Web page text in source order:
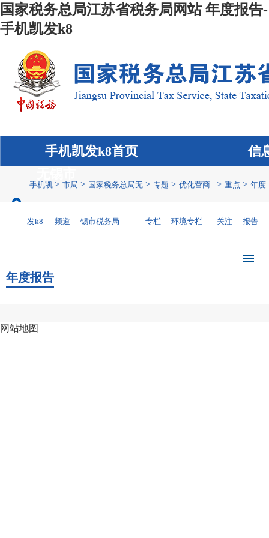
国家税务总局江苏省税务局网站 年度报告-
手机凯发k8
手机凯发k8首页 信
手机凯
发k8
> 市局
频道
> 国家税务总局无
锡市税务局
> 专题
专栏
> 优化营商
环境专栏
> 重点
关注
> 年度
报告
年度报告
网站地图